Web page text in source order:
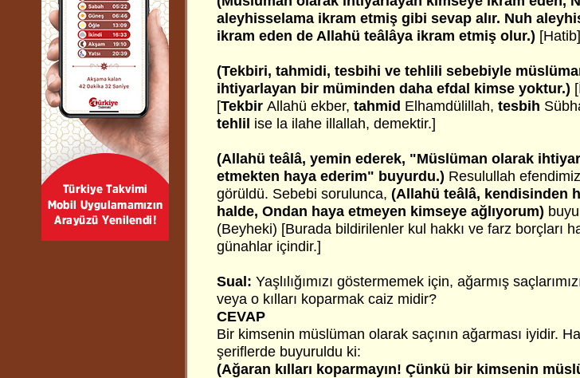
aleyhisselama ikram etmiş gibi sevap alır. Nuh
ikram eden de Allahü teâlâya ikram etmiş olur.) [Hatib]
(Tekbiri, tahmidi, tesbihi ve tehlili sebebiyle
ihtiyarlayan bir müminden daha efdal kimse yoktur.)
[Tekbir Allahü ekber, tahmid Elhamdülillah, tesbih
tehlil ise la ilahe illallah, demektir.]
(Allahü teâlâ, yemin ederek, "Müslüman olarak
etmekten haya ederim" buyurdu.) Resulullah
görüldü. Sebebi sorulunca, (Allahü teâlâ, kendisinden
halde, Ondan haya etmeyen kimseye ağlıyorum)
(Beyheki) [Burada bildirilenler kul hakkı ve farz borçları
günahlar içindir.]
Sual: Yaşlılığımızı göstermemek için, ağarmış
veya o kılları koparmak caiz midir?
CEVAP
Bir kimsenin müslüman olarak saçının ağarması iyidir.
şeriflerde buyuruldu ki:
(Ağaran kılları koparmayın! Çünkü bir kimsenin